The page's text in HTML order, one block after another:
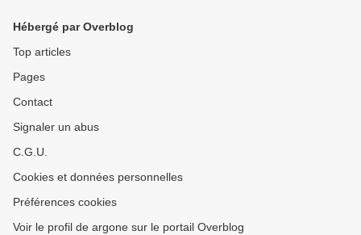
Hébergé par Overblog
Top articles
Pages
Contact
Signaler un abus
C.G.U.
Cookies et données personnelles
Préférences cookies
Voir le profil de argone sur le portail Overblog